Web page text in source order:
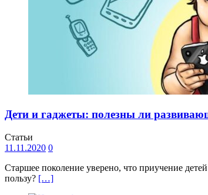
Дети и гаджеты: полезны ли
Статьи
11.11.2020 0
Старшее поколение уверено, что приучение
пользу? […]